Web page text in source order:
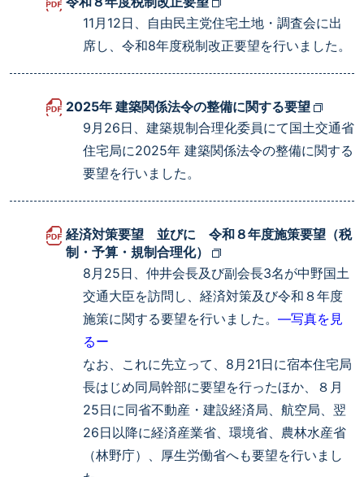
11月12日、自由民主党住宅土地・調査会に出
席し、令和8年度税制改正要望を行いました。
2025年 建築関係法令の整備に関する要望
9月26日、建築規制合理化委員にて国土交通省
住宅局に2025年 建築関係法令の整備に関する
要望を行いました。
経済対策要望 並びに 令和８年度施策要望（税
制・予算・規制合理化）
8月25日、仲井会長及び副会長3名が中野国土
交通大臣を訪問し、経済対策及び令和８年度
施策に関する要望を行いました。 ―写真を見
るー
なお、これに先立って、8月21日に宿本住宅局
長はじめ同局幹部に要望を行ったほか、８月
25日に同省不動産・建設経済局、航空局、翌
26日以降に経済産業省、環境省、農林水産省
（林野庁）、厚生労働省へも要望を行いまし